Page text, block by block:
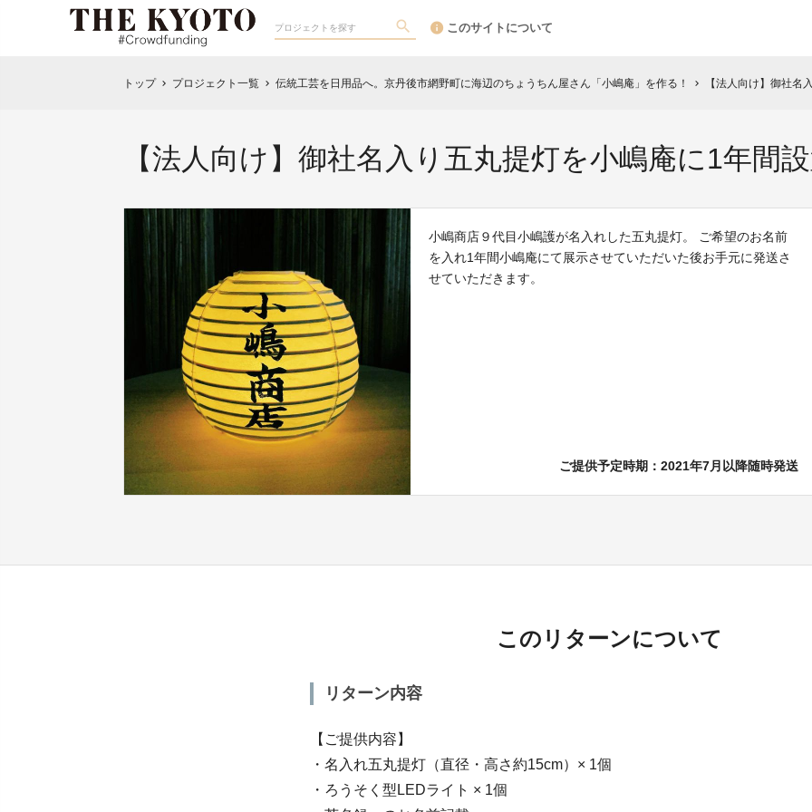
このサイトについて
トップ chevron_right プロジェクト一覧 chevron_right 伝統工芸を日用品へ。京丹後市網野町に海辺のちょうちん屋さん「小嶋庵」を作る！ chevron_right 【法人向け】御社名
【法人向け】御社名入り五丸提灯を小嶋庵に1年間
小嶋商店９代目小嶋護が名入れした五丸提灯。 ご希望のお名前
を入れ1年間小嶋庵にて展示させていただいた後お手元に発送さ
せていただきます。
ご提供予定時期：2021年7月以降随時発送
このリターンについて
リターン内容
【ご提供内容】
・名入れ五丸提灯（直径・高さ約15cm）× 1個
・ろうそく型LEDライト × 1個